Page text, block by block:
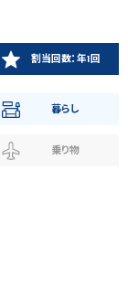
割当回数：年1回
暮らし
乗り物